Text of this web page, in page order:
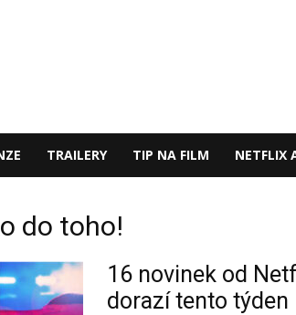
TRAILERY TIP NA FILM NETFLIX
do toho!
16 novinek od
dorazí tento týden